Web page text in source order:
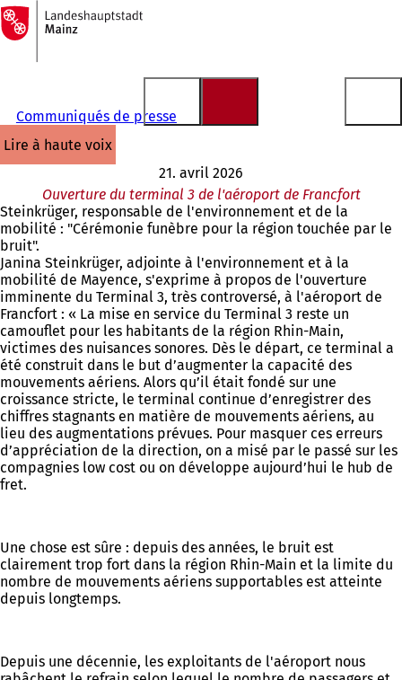
Accéder au contenu
Vers
la
page
d'accueil
Communiqués de presse
lire à haute voix
21. avril 2026
Ouverture du terminal 3 de l'aéroport de Francfort
Steinkrüger, responsable de l'environnement et de la
mobilité : "Cérémonie funèbre pour la région touchée par le
bruit".
Janina Steinkrüger, adjointe à l'environnement et à la
mobilité de Mayence, s'exprime à propos de l'ouverture
imminente du Terminal 3, très controversé, à l'aéroport de
Francfort : « La mise en service du Terminal 3 reste un
camouflet pour les habitants de la région Rhin-Main,
victimes des nuisances sonores. Dès le départ, ce terminal a
été construit dans le but d’augmenter la capacité des
mouvements aériens. Alors qu’il était fondé sur une
croissance stricte, le terminal continue d’enregistrer des
chiffres stagnants en matière de mouvements aériens, au
lieu des augmentations prévues. Pour masquer ces erreurs
d’appréciation de la direction, on a misé par le passé sur les
compagnies low cost ou on développe aujourd’hui le hub de
fret.
Une chose est sûre : depuis des années, le bruit est
clairement trop fort dans la région Rhin-Main et la limite du
nombre de mouvements aériens supportables est atteinte
depuis longtemps.
Depuis une décennie, les exploitants de l'aéroport nous